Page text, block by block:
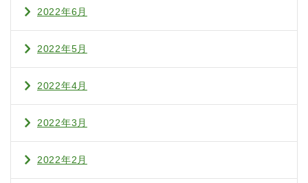
2022年6月
2022年5月
2022年4月
2022年3月
2022年2月